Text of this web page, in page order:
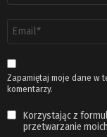
email
*
Zapamiętaj moje dane w
komentarzy.
Korzystając z
przetwarzanie